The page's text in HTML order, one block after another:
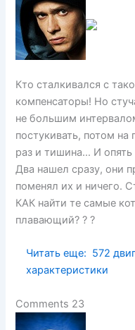
Кто сталкивался с
компенсаторы! Но
не большим
постукивать, потом
раз и тишина… И опять
Два нашел сразу, они
поменял их и ничего.
КАК найти те самые
плавающий? ? ?
Читать еще: 572
характеристики
Comments 23